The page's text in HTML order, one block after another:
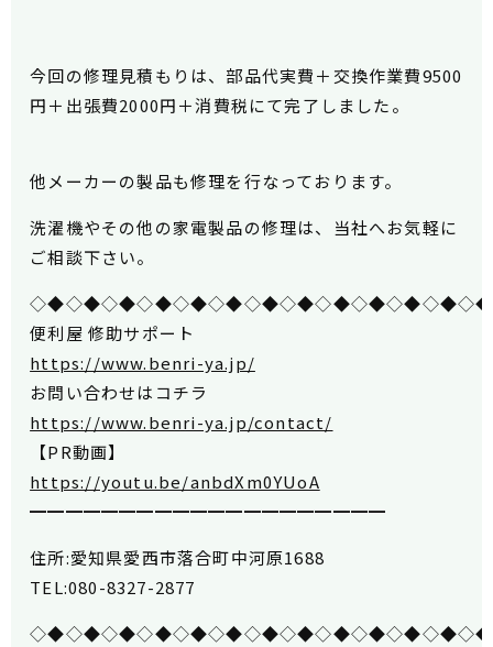
今回の修理見積もりは、部品代実費＋交換作業費9500
円＋出張費2000円＋消費税にて完了しました。
他メーカーの製品も修理を行なっております。
洗濯機やその他の家電製品の修理は、当社へお気軽に
ご相談下さい。
便利屋 修助サポート
https://www.benri-ya.jp/
お問い合わせはコチラ
https://www.benri-ya.jp/contact/
【PR動画】
https://youtu.be/anbdXm0YUoA
━━━━━━━━━━━━━━━━━━━━
住所:愛知県愛西市落合町中河原1688
TEL:080-8327-2877